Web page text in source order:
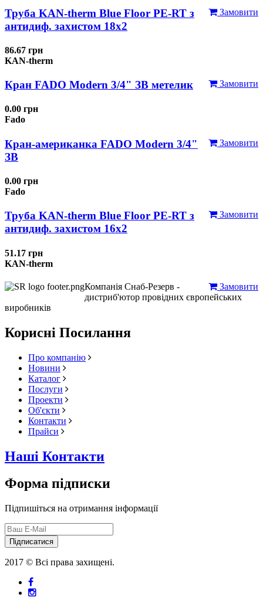
Замовити
Труба KAN-therm Blue Floor PE-RT з
антидиф. захистом 18х2
86.67 грн
KAN-therm
Замовити
Кран FADO Modern 3/4" ЗВ метелик
0.00 грн
Fado
Замовити
Кран-американка FADO Modern 3/4"
ЗВ
0.00 грн
Fado
Замовити
Труба KAN-therm Blue Floor PE-RT з
антидиф. захистом 16х2
51.17 грн
KAN-therm
Замовити
Компанія Снаб-Резерв -
дистриб'ютор провідних європейських
виробників
Корисні Посилання
Про компанію
Новини
Каталог
Послуги
Проекти
Об'єкти
Контакти
Прайси
Наші Контакти
Форма підписки
Підпишіться на отримання інформації
Підписатися
2017 © Всі права захищені.